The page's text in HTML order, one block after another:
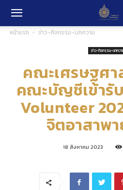
หน้าแรก ข่าว-กิจกรรม-บทความ
ข่าว-กิจกรรม-บทควา
คณะเศรษฐศ
คณะบัญชีเข้ารับ
Volunteer
จิตอาสาพ
18 สิงหาคม 2023